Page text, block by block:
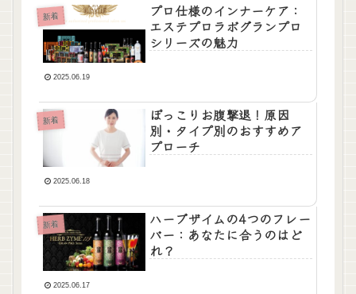
新着
プロ仕様のインナーケア：
エステプロラボグランプロ
シリーズの魅力
2025.06.19
新着
ぽっこりお腹撃退！原因
別・タイプ別のおすすめア
プローチ
2025.06.18
新着
ハーブザイムの4つのフレー
バー：あなたに合うのはど
れ？
2025.06.17